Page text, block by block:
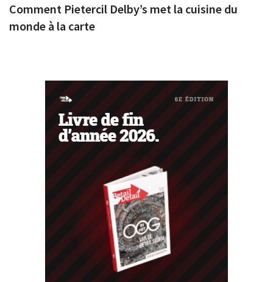
Comment Pietercil Delby’s met la cuisine du
monde à la carte